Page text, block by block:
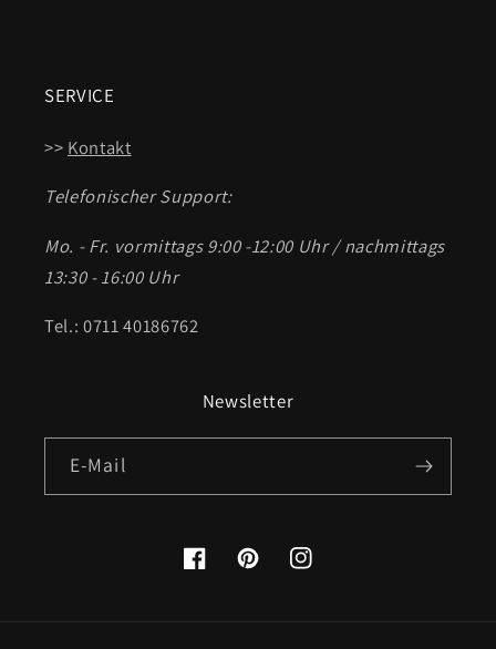
SERVICE
>> Kontakt
Telefonischer Support:
Mo. - Fr. vormittags 9:00 -12:00 Uhr / nachmittags
13:30 - 16:00 Uhr
Tel.: 0711 40186762
Newsletter
E-Mail
FacebookPinterestInstagram